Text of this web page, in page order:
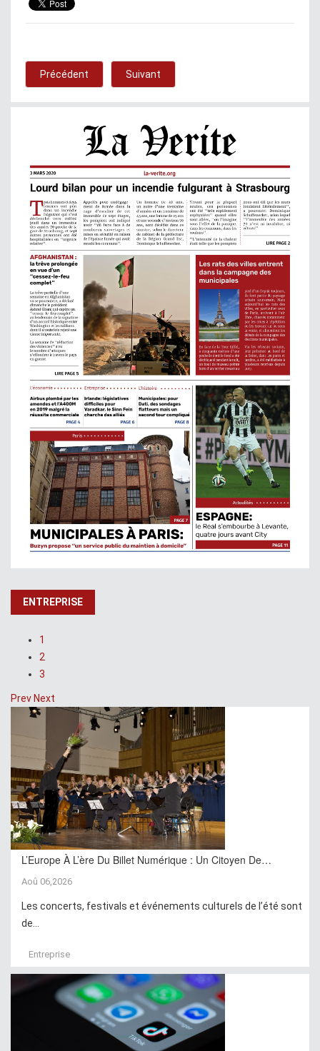
Précédent Suivant
ENTREPRISE
1
2
3
PrevNext
L’Europe À L’ère Du Billet Numérique : Un Citoyen De…
Aoû 06,2026
Les concerts, festivals et événements culturels de l’été sont
de...
Entreprise